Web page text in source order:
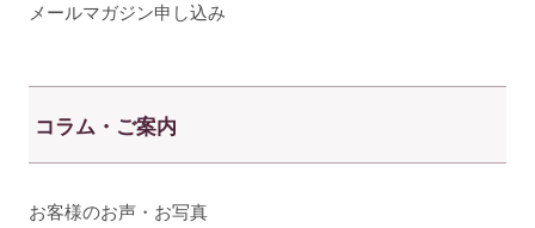
メールマガジン申し込み
コラム・ご案内
お客様のお声・お写真